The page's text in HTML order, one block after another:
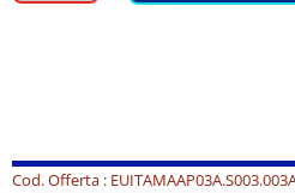
/Cod. Offerta :